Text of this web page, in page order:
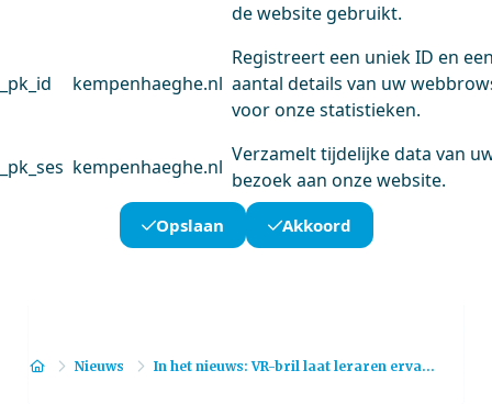
de website gebruikt.
_pk_id kempenhaeghe.nl
Registreert een uniek ID en
aantal details van uw
voor onze statistieken.
_pk_ses kempenhaeghe.nl
Verzamelt tijdelijke data van
bezoek aan onze website.
Opslaan Akkoord
HomeNieuws In het nieuws: VR-bril laat leraren erva...